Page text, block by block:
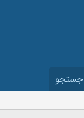
جستجو